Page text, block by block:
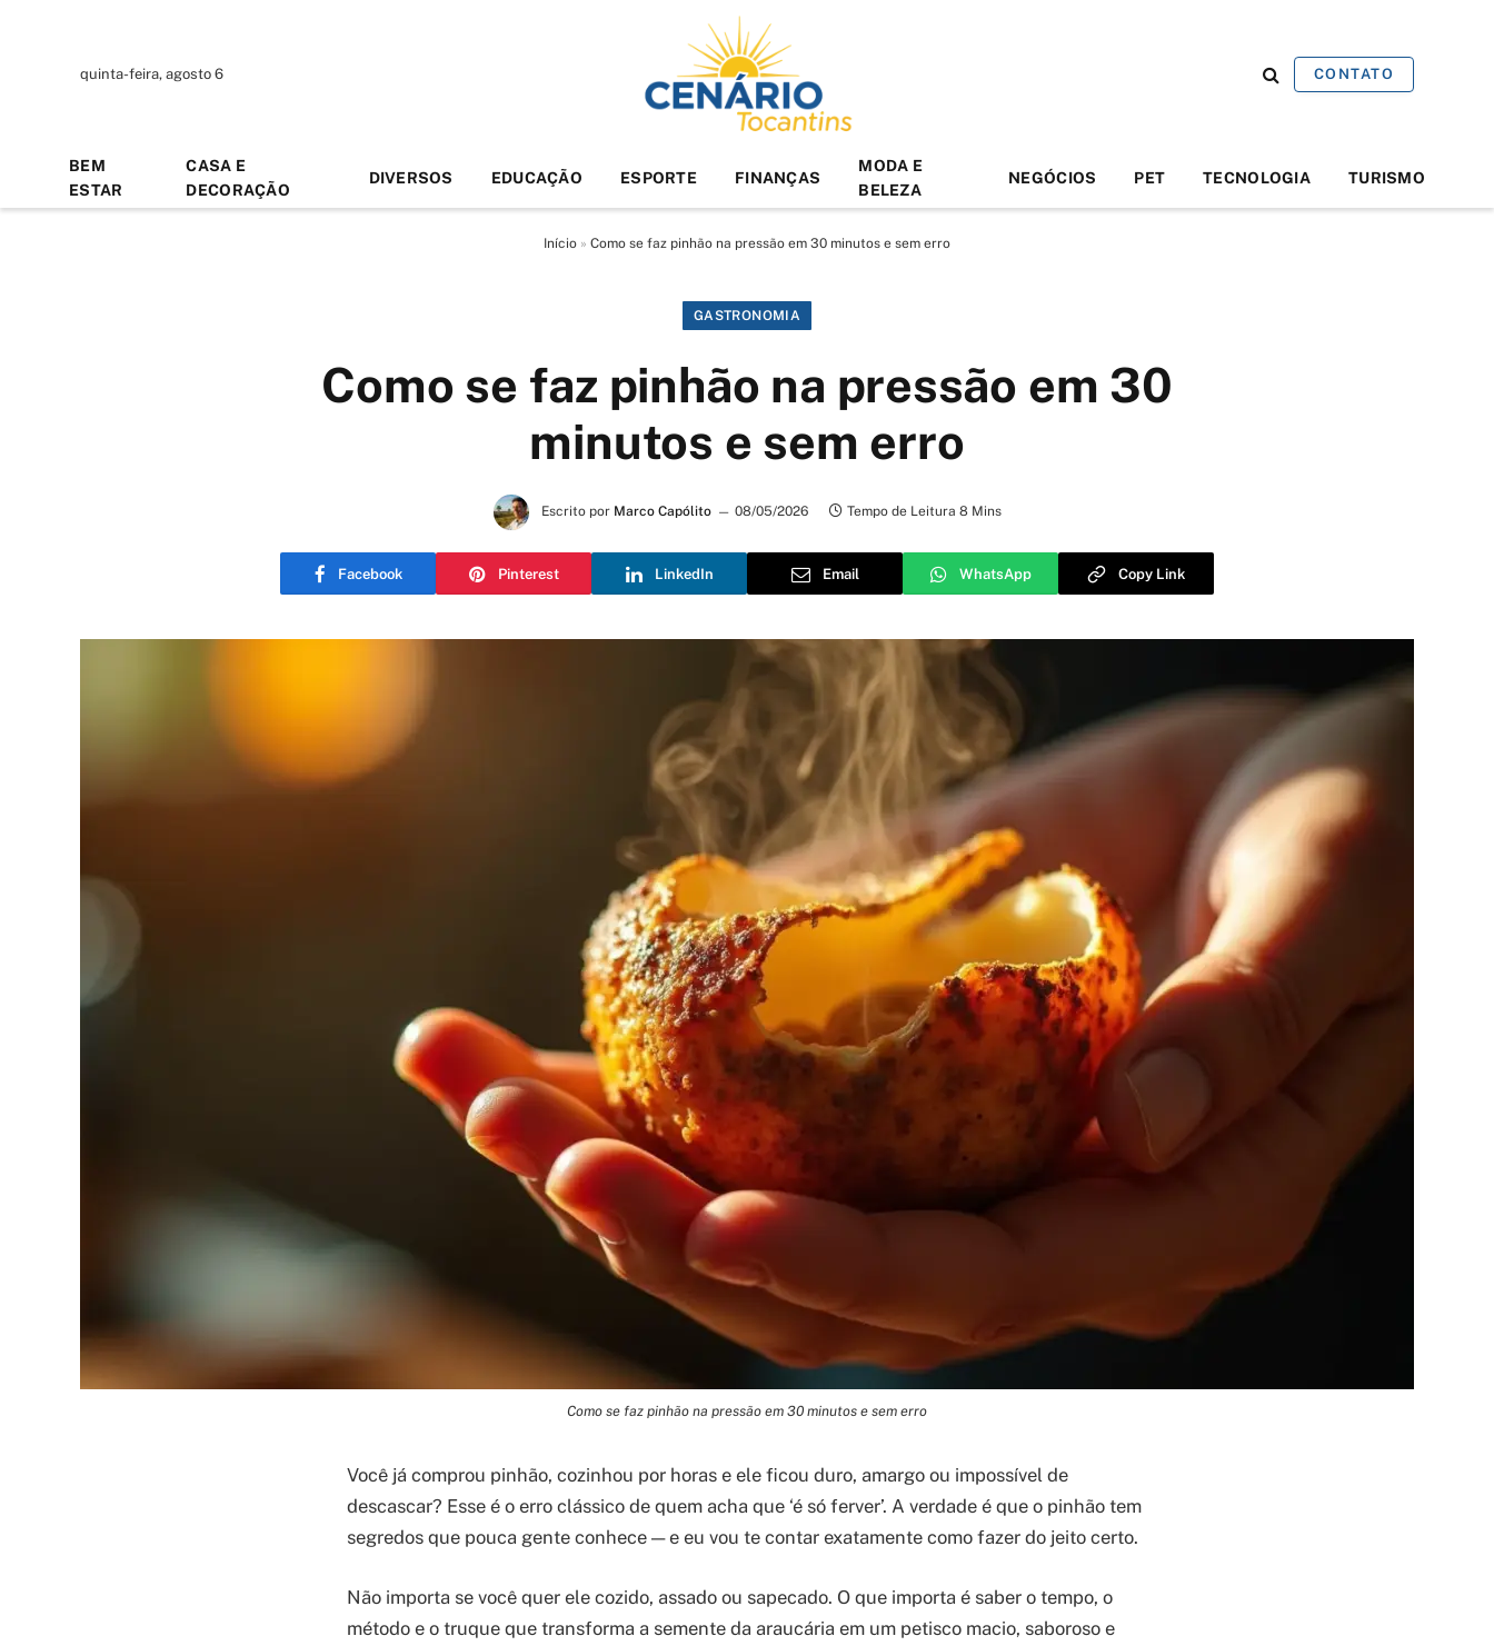
quinta-feira, agosto 6 CONTATO
BEM
ESTAR
CASA E
DECORAÇÃO
DIVERSOS EDUCAÇÃO ESPORTE FINANÇAS
MODA E
BELEZA
NEGÓCIOS PET TECNOLOGIA TURISMO
Início » Como se faz pinhão na pressão em 30 minutos e sem erro
GASTRONOMIA
Como se faz pinhão na pressão em 30
minutos e sem erro
Escrito por Marco Capólito 08/05/2026 Tempo de Leitura 8 Mins
Facebook Pinterest LinkedIn Email WhatsApp Copy Link
Como se faz pinhão na pressão em 30 minutos e sem erro
Você já comprou pinhão, cozinhou por horas e ele ficou duro, amargo ou impossível de
descascar? Esse é o erro clássico de quem acha que ‘é só ferver’. A verdade é que o pinhão tem
segredos que pouca gente conhece — e eu vou te contar exatamente como fazer do jeito certo.
Não importa se você quer ele cozido, assado ou sapecado. O que importa é saber o tempo, o
método e o truque que transforma a semente da araucária em um petisco macio, saboroso e